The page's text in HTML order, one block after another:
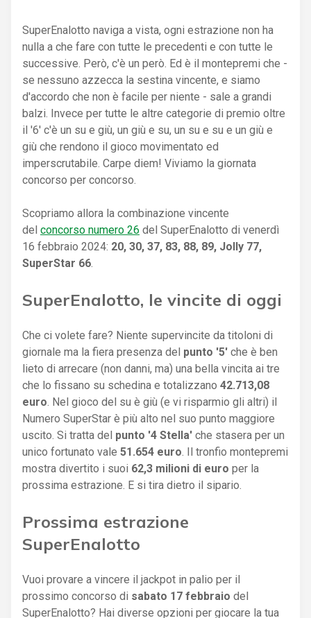
SuperEnalotto naviga a vista, ogni estrazione non ha
nulla a che fare con tutte le precedenti e con tutte le
successive. Però, c'è un però. Ed è il montepremi che -
se nessuno azzecca la sestina vincente, e siamo
d'accordo che non è facile per niente - sale a grandi
balzi. Invece per tutte le altre categorie di premio oltre
il '6' c'è un su e giù, un giù e su, un su e su e un giù e
giù che rendono il gioco movimentato ed
imperscrutabile. Carpe diem! Viviamo la giornata
concorso per concorso.
Scopriamo allora la combinazione vincente
del concorso numero 26 del SuperEnalotto di venerdì
16 febbraio 2024: 20, 30, 37, 83, 88, 89, Jolly 77,
SuperStar 66
SuperEnalotto, le vincite di oggi
Che ci volete fare? Niente supervincite da titoloni di
giornale ma la fiera presenza del punto '5' che è ben
lieto di arrecare (non danni, ma) una bella vincita ai tre
che lo fissano su schedina e totalizzano 42.713,08
euro . Nel gioco del su è giù (e vi risparmio gli altri) il
Numero SuperStar è più alto nel suo punto maggiore
uscito. Si tratta del punto '4 Stella' che stasera per un
unico fortunato vale 51.654 euro . Il tronfio montepremi
mostra divertito i suoi 62,3 milioni di euro per la
prossima estrazione. E si tira dietro il sipario.
Prossima estrazione
SuperEnalotto
Vuoi provare a vincere il jackpot in palio per il
prossimo concorso di sabato 17 febbraio del
SuperEnalotto? Hai diverse opzioni per giocare la tua